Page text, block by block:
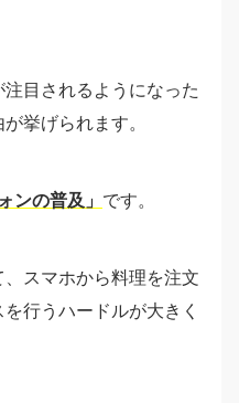
目されるようになった
挙げられます。
ンの普及」 です。
スマホから料理を注文
行うハードルが大きく